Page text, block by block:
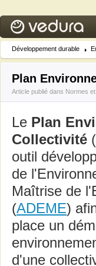
Développement durable
Plan
Article publié dans Normes
Le Plan
Collectivité (
outil
de
Maîtrise de
(ADEME)
place un
d'une